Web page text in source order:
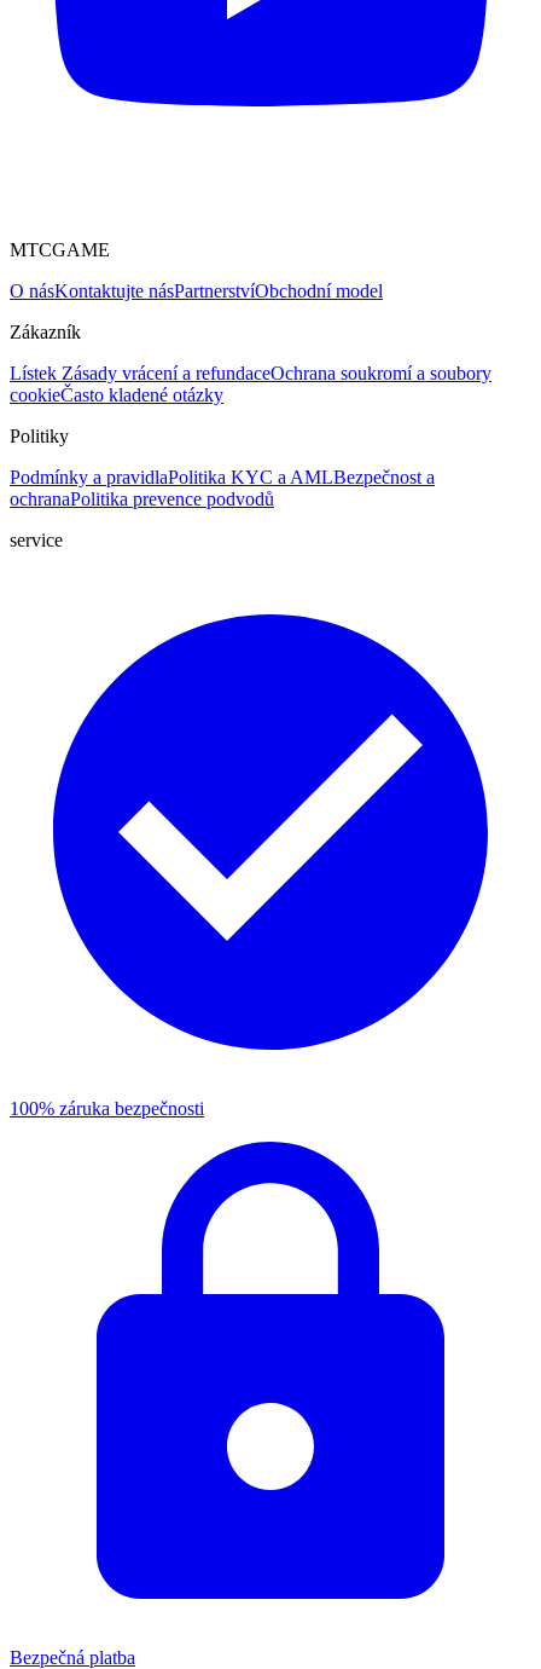
MTCGAME
O násKontaktujte násPartnerstvíObchodní model
Zákazník
Lístek Zásady vrácení a refundaceOchrana soukromí a soubory
cookieČasto kladené otázky
Politiky
Podmínky a pravidlaPolitika KYC a AMLBezpečnost a
ochranaPolitika prevence podvodů
service
100% záruka bezpečnosti
Bezpečná platba